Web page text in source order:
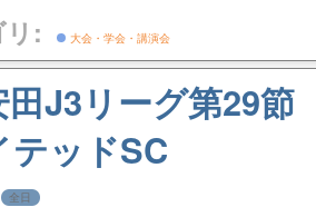
: 大会・学会・講演会
田J3リーグ第
テッドSC
全日